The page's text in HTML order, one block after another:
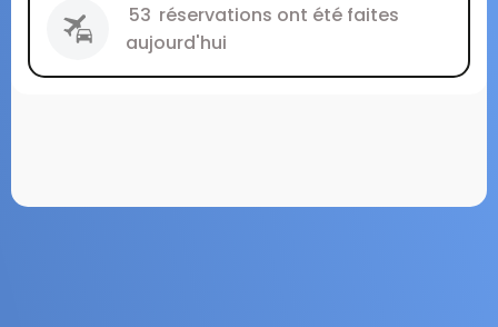
53 réservations ont été faites
aujourd'hui